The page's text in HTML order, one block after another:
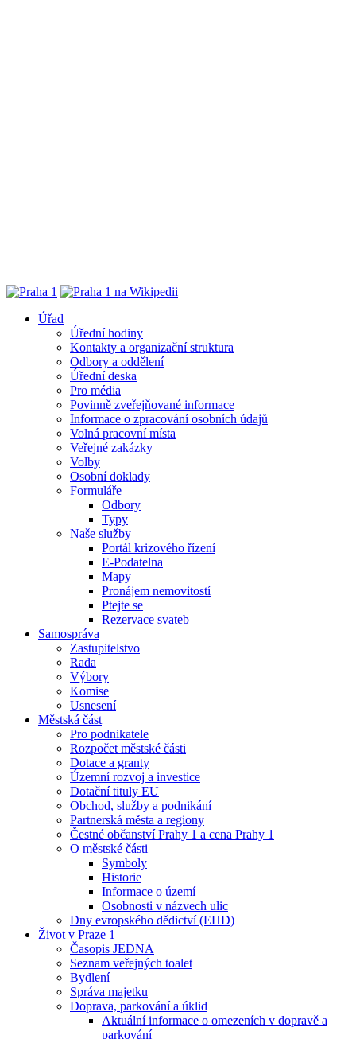
Úřad
Úřední hodiny
Kontakty a organizační struktura
Odbory a oddělení
Úřední deska
Pro média
Povinně zveřejňované informace
Informace o zpracování osobních údajů
Volná pracovní místa
Veřejné zakázky
Volby
Osobní doklady
Formuláře
Odbory
Typy
Naše služby
Portál krizového řízení
E-Podatelna
Mapy
Pronájem nemovitostí
Ptejte se
Rezervace svateb
Samospráva
Zastupitelstvo
Rada
Výbory
Komise
Usnesení
Městská část
Pro podnikatele
Rozpočet městské části
Dotace a granty
Územní rozvoj a investice
Dotační tituly EU
Obchod, služby a podnikání
Partnerská města a regiony
Čestné občanství Prahy 1 a cena Prahy 1
O městské části
Symboly
Historie
Informace o území
Osobnosti v názvech ulic
Dny evropského dědictví (EHD)
Život v Praze 1
Časopis JEDNA
Seznam veřejných toalet
Bydlení
Správa majetku
Doprava, parkování a úklid
Aktuální informace o omezeních v dopravě a
parkování